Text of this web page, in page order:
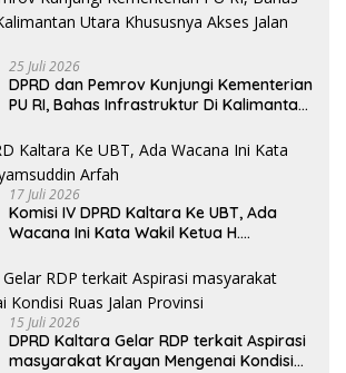
25 Juli 2026
DPRD dan Pemrov Kunjungi Kementerian
PU RI, Bahas Infrastruktur Di Kalimantan
Selatan
17 Juli 2026
Komisi IV DPRD Kaltara Ke UBT, Ada
Wacana Ini Kata Wakil Ketua H.
15 Juli 2026
DPRD Kaltara Gelar RDP terkait Aspirasi
masyarakat Krayan Mengenai Kondisi